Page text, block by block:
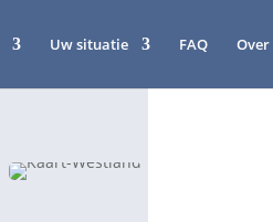
Uw situatie FAQ Over